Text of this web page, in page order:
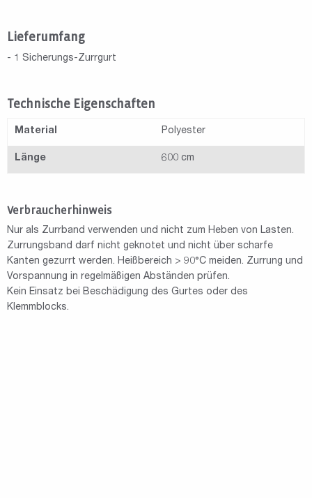
Lieferumfang
- 1 Sicherungs-Zurrgurt
Technische Eigenschaften
Material Polyester
Länge 600 cm
Verbraucherhinweis
Nur als Zurrband verwenden und nicht zum Heben von Lasten.
Zurrungsband darf nicht geknotet und nicht über scharfe
Kanten gezurrt werden. Heißbereich > 90°C meiden. Zurrung und
Vorspannung in regelmäßigen Abständen prüfen.
Kein Einsatz bei Beschädigung des Gurtes oder des
Klemmblocks.